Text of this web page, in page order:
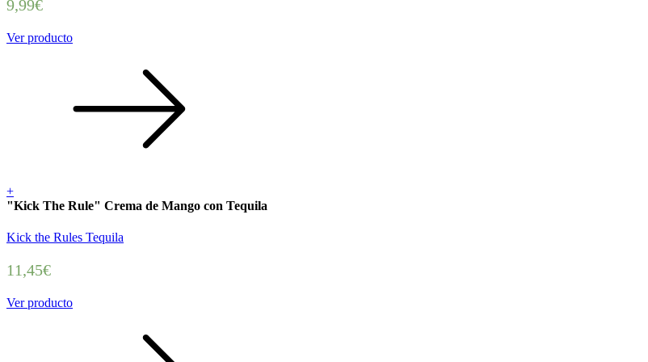
9,99€
Ver producto
+
"Kick The Rule" Crema de Mango con Tequila
Kick the Rules Tequila
11,45€
Ver producto